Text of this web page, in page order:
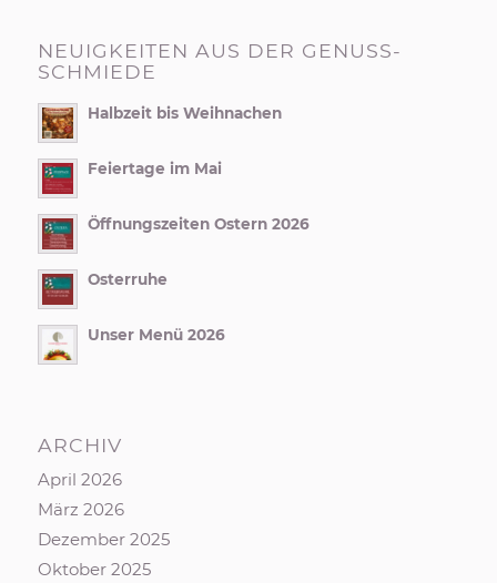
NEUIGKEITEN AUS DER GENUSS-
SCHMIEDE
Halbzeit bis Weihnachen
Feiertage im Mai
Öffnungszeiten Ostern 2026
Osterruhe
Unser Menü 2026
ARCHIV
April 2026
März 2026
Dezember 2025
Oktober 2025